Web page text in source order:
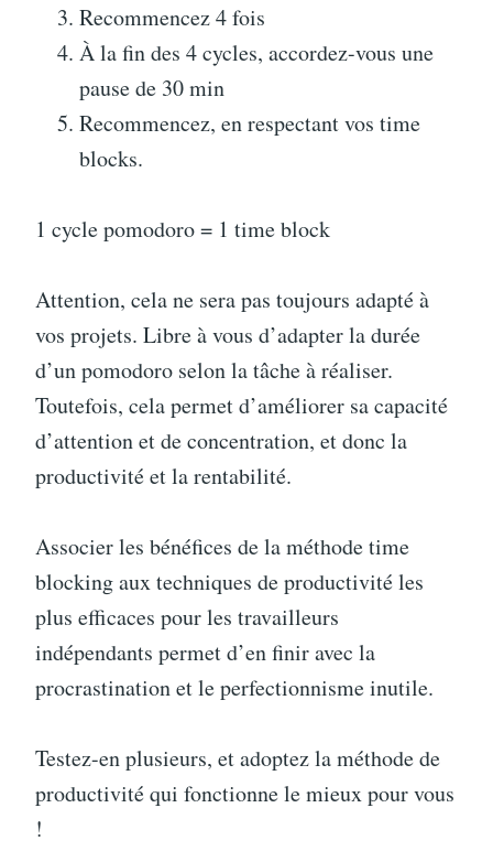
Recommencez 4 fois
À la fin des 4 cycles, accordez-vous une
pause de 30 min
Recommencez, en respectant vos time
blocks.
1 cycle pomodoro = 1 time block
Attention, cela ne sera pas toujours adapté à
vos projets. Libre à vous d’adapter la durée
d’un pomodoro selon la tâche à réaliser.
Toutefois, cela permet d’améliorer sa capacité
d’attention et de concentration, et donc la
productivité et la rentabilité.
Associer les bénéfices de la méthode time
blocking aux techniques de productivité les
plus efficaces pour les travailleurs
indépendants permet d’en finir avec la
procrastination et le perfectionnisme inutile.
Testez-en plusieurs, et adoptez la méthode de
productivité qui fonctionne le mieux pour vous
!